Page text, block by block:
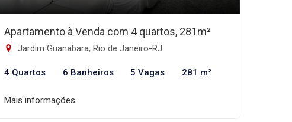
Apartamento à Venda com 4 quartos, 281m²
Jardim Guanabara, Rio de Janeiro-RJ
4 Quartos 6 Banheiros 5 Vagas 281 m²
Mais informações